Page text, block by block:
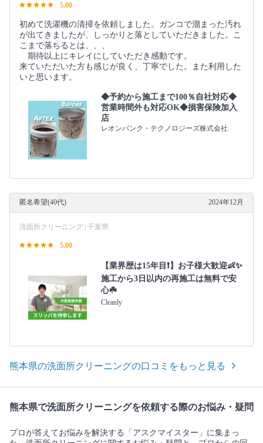
5.00
初めて洗濯機の清掃を依頼しました。ガンコで溜まった汚れ
が出てきましたが、しっかりと落としていただきました。こ
こまで落ちるとは、、、
期待以上にキレイにしていただき感動です。
来ていただいた方も感じが良く、丁寧でした。また利用した
いと思います。
◆予約から施工まで100％自社対応◆
営業時間外も対応OK◆損害保険加入
店
レオンバンク・テクノロジーズ株式会社
匿名希望(40代) 2024年12月
洗面所クリーニング | 千葉県
5.00
【業界歴は15年目❗️】お子様大歓迎👶✨
施工から3日以内の再施工は無料で安
心☘️
Cleanly
熊本県の洗面所クリーニングの口コミをもっと見る
熊本県で洗面所クリーニングを依頼する際のお悩み・疑問
プロが答えてお悩みを解決する「アスクマイスター」に集まっ